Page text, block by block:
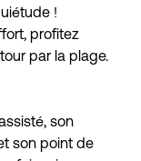
!
profitez
par la plage.
son
son point de